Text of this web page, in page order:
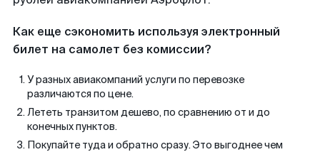
Как еще сэкономить используя электронный
билет на самолет без комиссии?
У разных авиакомпаний услуги по перевозке
различаются по цене.
Лететь транзитом дешево, по сравнению от и до
конечных пунктов.
Покупайте туда и обратно сразу. Это выгоднее чем